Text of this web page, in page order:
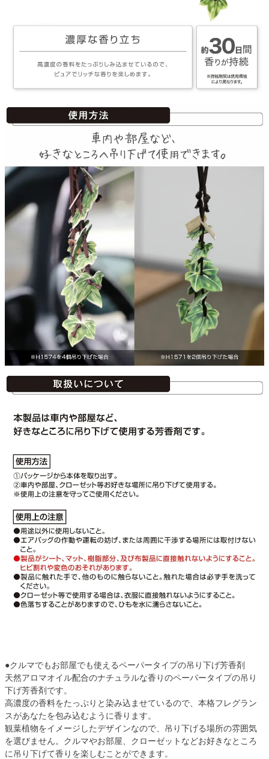
●クルマでもお部屋でも使えるペーパータイプの吊り下げ芳香剤
天然アロマオイル配合のナチュラルな香りのペーパータイプの吊り
下げ芳香剤です。
高濃度の香料をたっぷりと染み込ませているので、本格フレグラン
スがあなたを包み込むように香ります。
観葉植物をイメージしたデザインなので、吊り下げる場所の雰囲気
を選びません。クルマやお部屋、クローゼットなどお好きなところ
に吊り下げて香りを楽しむことができます。